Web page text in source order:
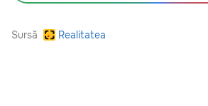
Sursă Realitatea